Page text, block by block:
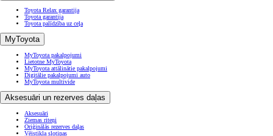
Toyota Relax garantija
Toyota garantija
Toyota palīdzība uz ceļa
MyToyota
MyToyota pakalpojumi
Lietotne MyToyota
MyToyota attālinātie pakalpojumi
Digitālie pakalpojumi auto
MyToyota multivide
Aksesuāri un rezerves daļas
Aksesuāri
Ziemas riteņi
Oriģinālās rezerves daļas
Vējstikla slotiņas